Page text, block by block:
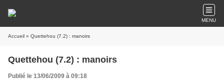
MENU
Accueil » Quettehou (7.2) : manoirs
Quettehou (7.2) : manoirs
Publié le 13/06/2009 à 09:18